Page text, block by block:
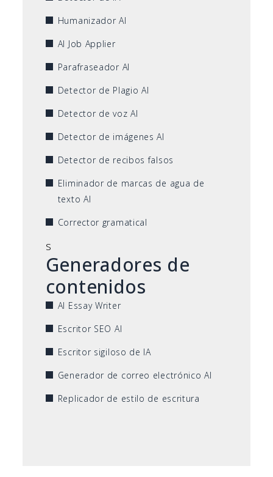
Humanizador AI
AI Job Applier
Parafraseador AI
Detector de Plagio AI
Detector de voz AI
Detector de imágenes AI
Detector de recibos falsos
Eliminador de marcas de agua de
texto AI
Corrector gramatical
s
Generadores de
contenidos
AI Essay Writer
Escritor SEO AI
Escritor sigiloso de IA
Generador de correo electrónico AI
Replicador de estilo de escritura